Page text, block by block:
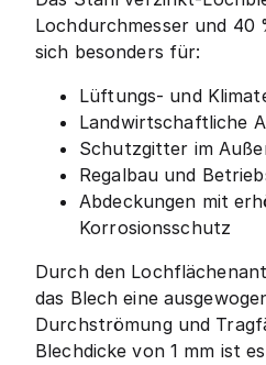
Lochdurchmesser und 40
sich besonders für:
Lüftungs- und
Landwirtschaftliche
Schutzgitter im
Regalbau und
Abdeckungen mit
Korrosionsschutz
Durch den
das Blech eine
Durchströmung und
Blechdicke von 1 mm ist